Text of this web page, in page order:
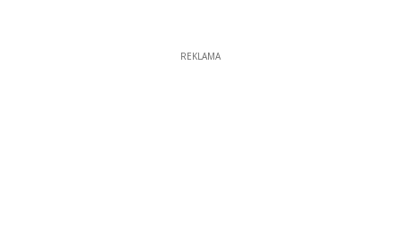
REKLAMA